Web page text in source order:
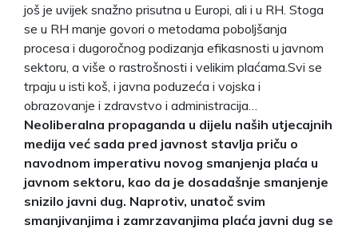
još je uvijek snažno prisutna u Europi, ali i u RH. Stoga
se u RH manje govori o metodama poboljšanja
procesa i dugoročnog podizanja efikasnosti u javnom
sektoru, a više o rastrošnosti i velikim plaćama.Svi se
trpaju u isti koš, i javna poduzeća i vojska i
obrazovanje i zdravstvo i administracija…
Neoliberalna propaganda u dijelu naših utjecajnih
medija već sada pred javnost stavlja priču o
navodnom imperativu novog smanjenja plaća u
javnom sektoru, kao da je dosadašnje smanjenje
snizilo javni dug. Naprotiv, unatoč svim
smanjivanjima i zamrzavanjima plaća javni dug se